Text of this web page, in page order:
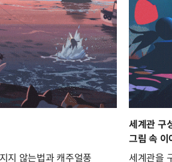
지 않는법과 캐주얼풍
세계관 구
그림 속 이
세계관을